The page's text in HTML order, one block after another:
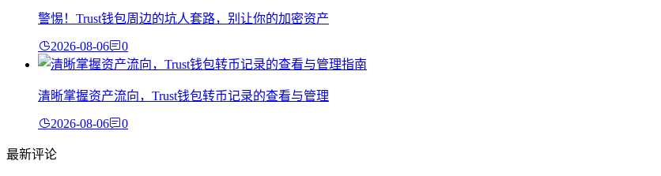
警惕！Trust钱包周边的坑人套路，别让你的加密资产
2026-08-06 0
清晰掌握资产流向，Trust钱包转币记录的查看与管理
2026-08-06 0
最新评论